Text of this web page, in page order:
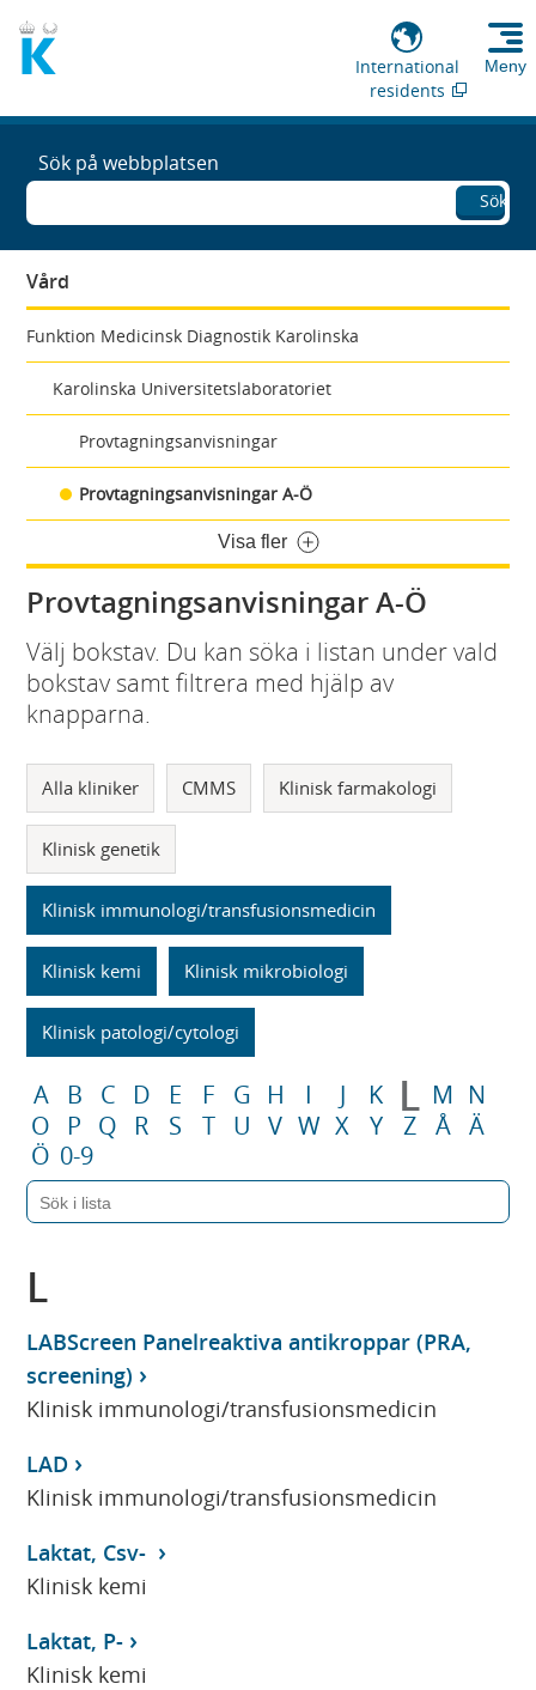
International
residents
Meny
Sök på webbplatsen
Sök
Vård
Funktion Medicinsk Diagnostik Karolinska
Karolinska Universitetslaboratoriet
Provtagningsanvisningar
Provtagningsanvisningar A-Ö
Visa fler
Provtagningsanvisningar A-Ö
Välj bokstav. Du kan söka i listan under vald
bokstav samt filtrera med hjälp av
knapparna.
Alla kliniker CMMS Klinisk farmakologi
Klinisk genetik
Klinisk immunologi/transfusionsmedicin
Klinisk kemi Klinisk mikrobiologi
Klinisk patologi/cytologi
A B C D E F G H I J K L M N
O
P Q R S T U V W X Y Z Å Ä
Ö 0-9
L
LABScreen Panelreaktiva antikroppar (PRA,
screening)
Klinisk immunologi/transfusionsmedicin
LAD
Klinisk immunologi/transfusionsmedicin
Laktat, Csv-
Klinisk kemi
Laktat, P-
Klinisk kemi